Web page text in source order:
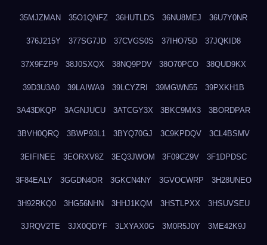
35MJZMAN 35O1QNFZ 36HUTLDS 36NU8MEJ 36U7Y0NR
376J215Y 377SG7JD 37CVGS0S 37IHO75D 37JQKID8
37X9FZP9 38J0SXQX 38NQ9PDV 38O70PCO 38QUD9KX
39D3U3A0 39LAIWA9 39LCYZRI 39MGWN55 39PXKH1B
3A43DKQP 3AGNJUCU 3ATCGY3X 3BKC9MX3 3BORDPAR
3BVH0QRQ 3BWP93L1 3BYQ70GJ 3C9KPDQV 3CL4BSMV
3EIFINEE 3EORXV8Z 3EQ3JWOM 3F09CZ9V 3F1DPDSC
3F84EALY 3GGDN4OR 3GKCN4NY 3GVOCWRP 3H28UNEO
3H92RKQ0 3HG56NHN 3HHJ1KQM 3HSTLPXX 3HSUVSEU
3JRQV2TE 3JX0QDYF 3LXYAX0G 3M0R5J0Y 3ME42K9J